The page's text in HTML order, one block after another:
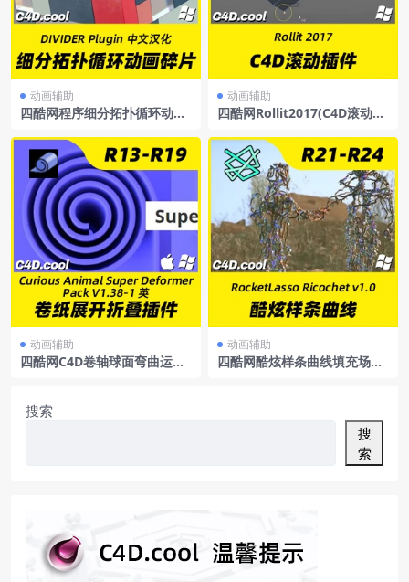
动画辅助
四酷网程序细分拓扑循环动画
DERPlugin支持R16-R21
动画辅助
四酷网Rollit2017(C4D滚动插
动画辅助
四酷网C4D卷轴球面弯曲运动
riousAnimalSuperDeforme
rPackV1.38-1WinR13-R19
动画辅助
四酷网酷炫样条曲线填充场景
搜索
搜
索